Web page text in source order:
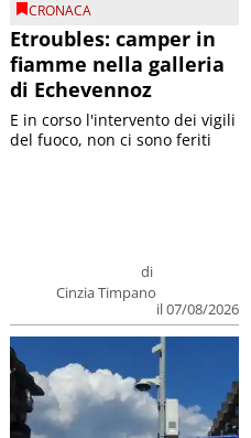
CRONACA
Etroubles: camper in
fiamme nella galleria
di Echevennoz
di
Cinzia Timpano
il 07/08/2026
E in corso l'intervento dei vigili
del fuoco, non ci sono feriti